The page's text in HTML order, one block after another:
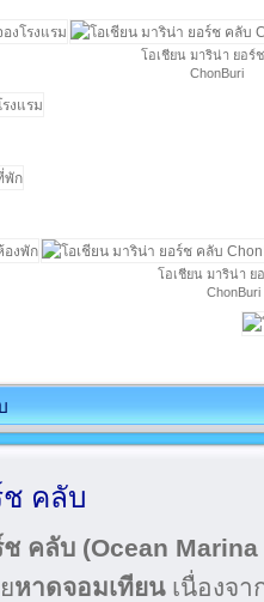
โอเชียน มาริน่า ยอร์
ChonBuri
โอเชียน มาริน่า ย
ChonBuri
ช คลับ
ช คลับ (Ocean
หาดจอมเทียนเนื่องจา